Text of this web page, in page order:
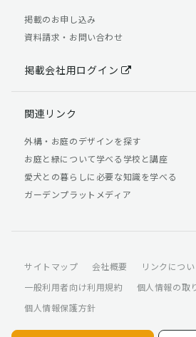
掲載のお申し込み
資料請求・お問い合わせ
掲載会社用ログイン
関連リンク
外構・お庭のデザインを探す
お庭と緑について学べる学校と講座
愛犬との暮らしに必要な知識を学べる
ガーデンプラットメディア
サイトマップ 会社概要
リンクにつ
一般利用者向け利用規約
個人情報の取
個人情報保護方針